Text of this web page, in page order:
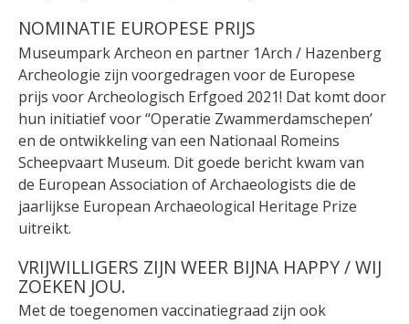
NOMINATIE EUROPESE PRIJS
Museumpark Archeon en partner 1Arch / Hazenberg
Archeologie zijn voorgedragen voor de Europese
prijs voor Archeologisch Erfgoed 2021! Dat komt door
hun initiatief voor “Operatie Zwammerdamschepen’
en de ontwikkeling van een Nationaal Romeins
Scheepvaart Museum. Dit goede bericht kwam van
de European Association of Archaeologists die de
jaarlijkse European Archaeological Heritage Prize
uitreikt.
VRIJWILLIGERS ZIJN WEER BIJNA HAPPY / WIJ
ZOEKEN JOU.
Met de toegenomen vaccinatiegraad zijn ook